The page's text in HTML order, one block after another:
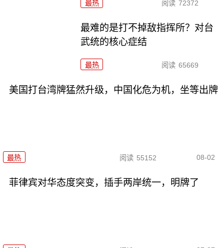
最热 阅读 72372
最难的是打不掉敌指挥所？对台
武统的核心症结
最热 阅读 65669
美国打台湾牌猛然升级，中国化危为机，坐等出牌
最热 阅读 55152 08-02
菲律宾对华态度突变，插手两岸统一，明牌了